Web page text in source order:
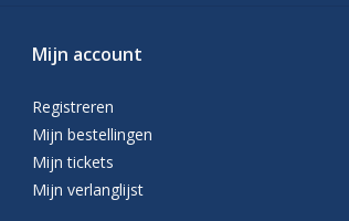
Mijn account
Registreren
Mijn bestellingen
Mijn tickets
Mijn verlanglijst